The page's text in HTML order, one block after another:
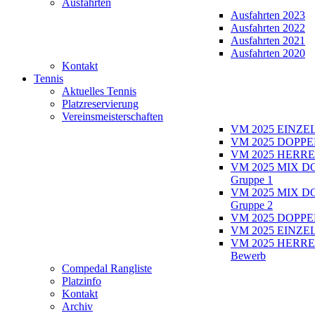
Ausfahrten
Ausfahrten 2023
Ausfahrten 2022
Ausfahrten 2021
Ausfahrten 2020
Kontakt
Tennis
Aktuelles Tennis
Platzreservierung
Vereinsmeisterschaften
VM 2025
VM 2025
VM 2025
VM 2025 MIX
Gruppe 1
VM 2025 MIX
Gruppe 2
VM 2025
VM 2025
VM 2025
Bewerb
Compedal Rangliste
Platzinfo
Kontakt
Archiv